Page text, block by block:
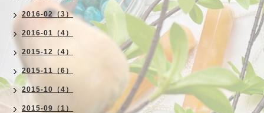
2016-02（3）
2016-01（4）
2015-12（4）
2015-11（6）
2015-10（4）
2015-09（1）